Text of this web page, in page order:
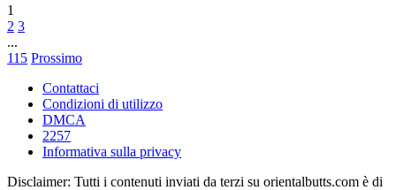
1
2 3
...
115 Prossimo
Contattaci
Condizioni di utilizzo
DMCA
2257
Informativa sulla privacy
Disclaimer: Tutti i contenuti inviati da terzi su orientalbutts.com è di